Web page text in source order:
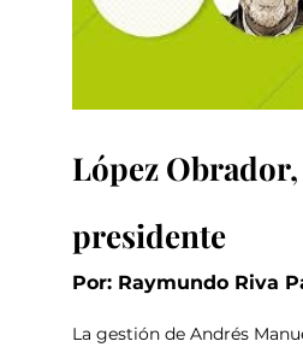
López
presidente
Por: Raymundo Riva
La gestión de Andrés